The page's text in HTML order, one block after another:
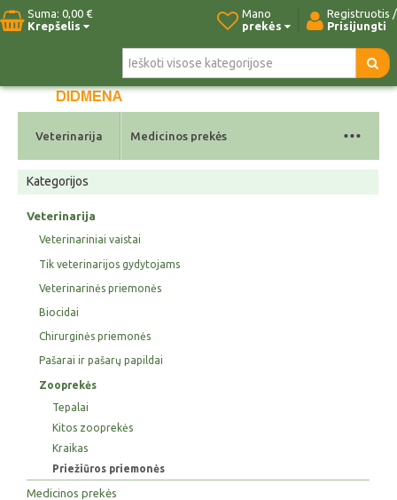
Suma: 0,00 €
Krepšelis
Registruotis /
Prisijungti
Mano
prekės
Pradžia Naujos prekės Kontaktai
Veterinarija Medicinos prekės ...
Kategorijos
Veterinarija
Veterinariniai vaistai
Tik veterinarijos gydytojams
Veterinarinės priemonės
Biocidai
Chirurginės priemonės
Pašarai ir pašarų papildai
Zooprekės
Tepalai
Kitos zooprekės
Kraikas
Priežiūros priemonės
Medicinos prekės